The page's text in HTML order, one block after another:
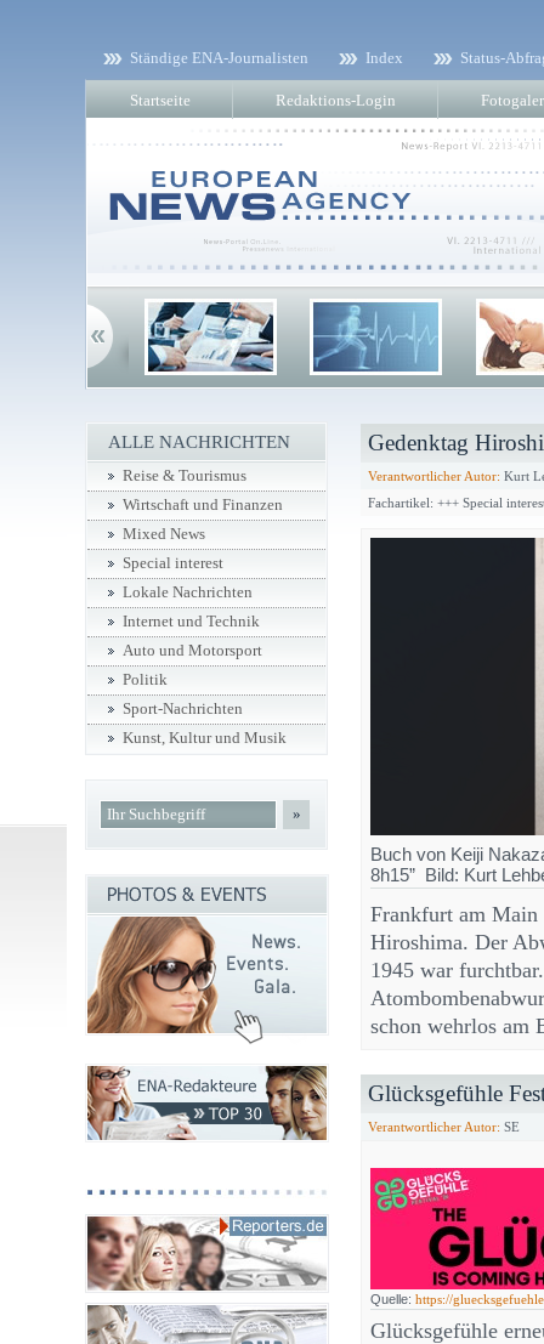
Ständige ENA-Journalisten Index Status-
Startseite Redaktions-Login
Gedenktag
Verantwortlicher Autor: Kurt
Fachartikel: +++ Special
Buch von Keiji
8h15” Bild: Kurt
Frankfurt am
Hiroshima. Der
1945 war
schon wehrlos
Glücksgefühle
Verantwortlicher Autor: SE
Quelle: https://
Glücksgefühle
ALLE NACHRICHTEN
Reise & Tourismus
Wirtschaft und Finanzen
Mixed News
Special interest
Lokale Nachrichten
Internet und Technik
Auto und Motorsport
Politik
Sport-Nachrichten
Kunst, Kultur und Musik
»